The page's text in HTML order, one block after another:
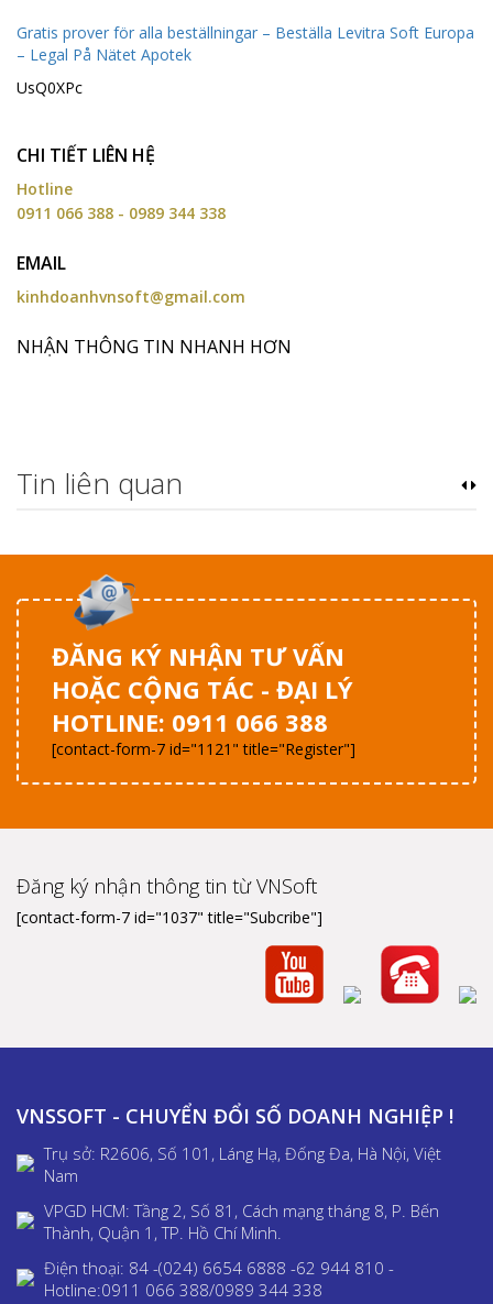
Gratis prover för alla beställningar – Beställa Levitra Soft Europa
– Legal På Nätet Apotek
UsQ0XPc
CHI TIẾT LIÊN HỆ
Hotline
0911 066 388 - 0989 344 338
EMAIL
kinhdoanhvnsoft@gmail.com
NHẬN THÔNG TIN NHANH HƠN
Tin liên quan
ĐĂNG KÝ NHẬN TƯ VẤN
HOẶC CỘNG TÁC - ĐẠI LÝ
HOTLINE: 0911 066 388
[contact-form-7 id="1121" title="Register"]
Đăng ký nhận thông tin từ VNSoft
[contact-form-7 id="1037" title="Subcribe"]
VNSSOFT - CHUYỂN ĐỔI SỐ DOANH NGHIỆP !
Trụ sở: R2606, Số 101, Láng Hạ, Đống Đa, Hà Nội, Việt
Nam
VPGD HCM: Tầng 2, Số 81, Cách mạng tháng 8, P. Bến
Thành, Quận 1, TP. Hồ Chí Minh.
Điện thoại: 84 -(024) 6654 6888 -62 944 810 -
Hotline:0911 066 388/0989 344 338